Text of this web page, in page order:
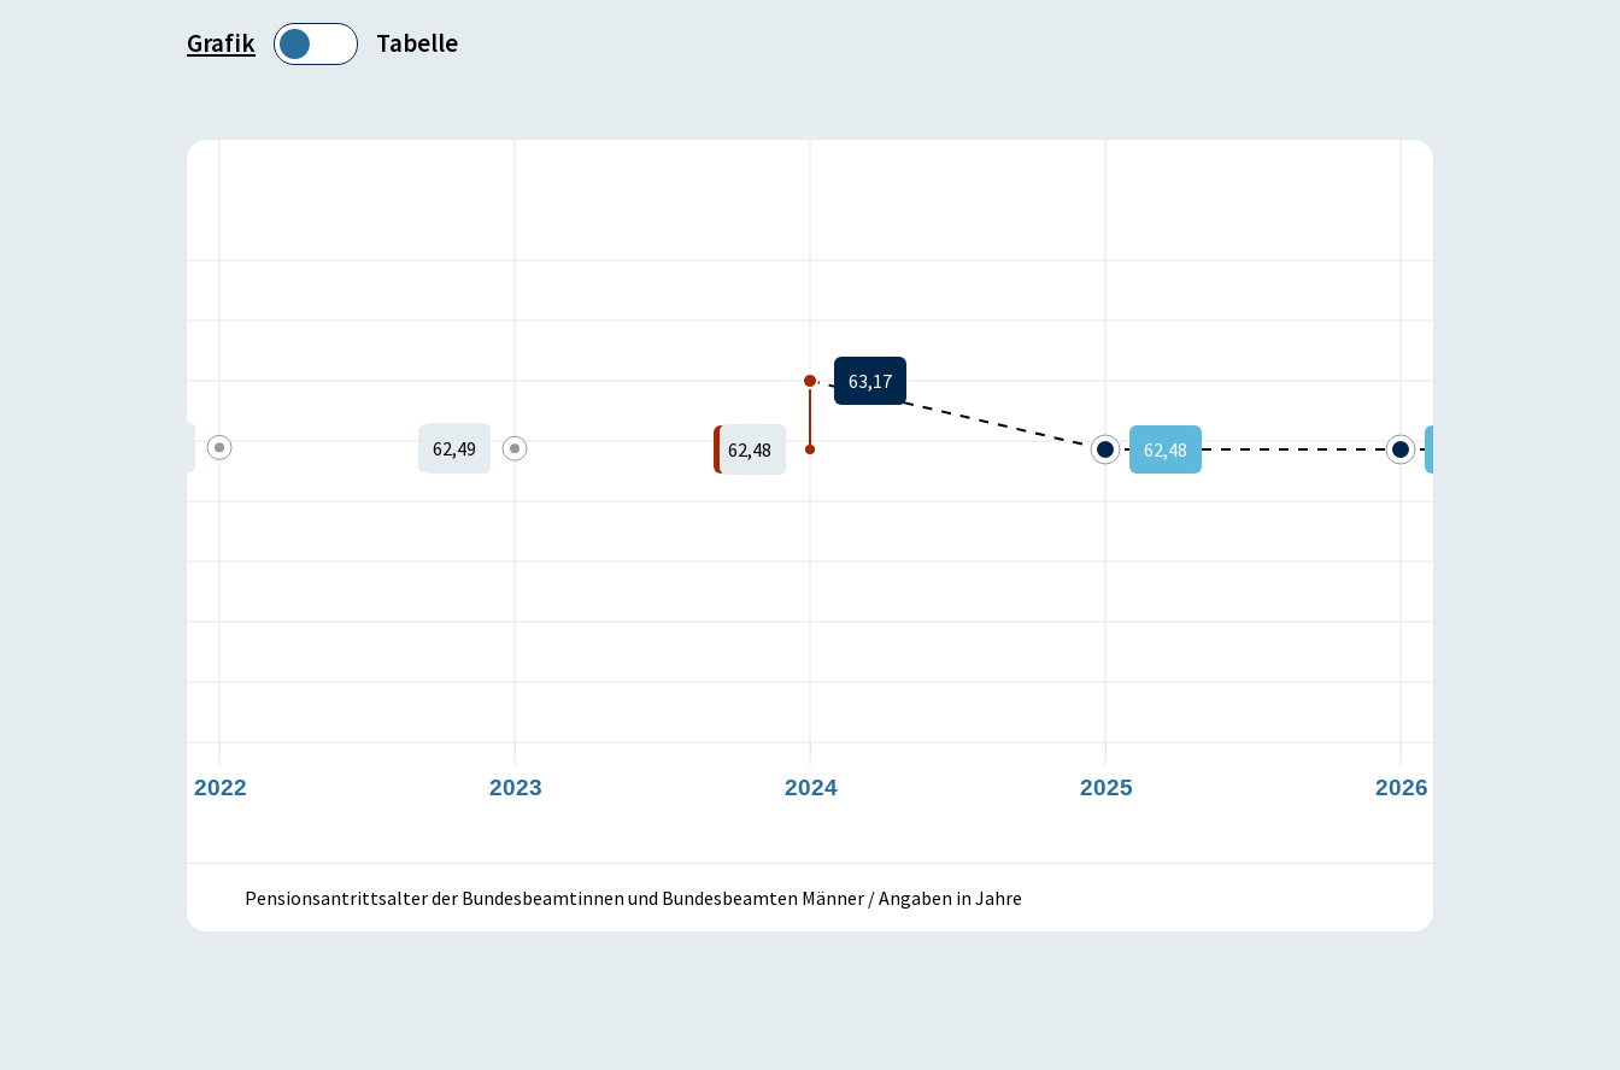
Grafik Tabelle
2022 2023 2024 2025 2026
62,49 62,48
63,17
62,48
Pensionsantrittsalter der Bundesbeamtinnen und Bundesbeamten Männer / Angaben in Jahre